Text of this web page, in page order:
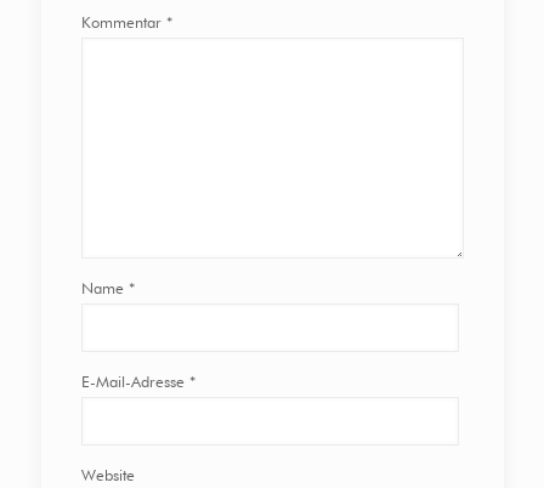
Kommentar *
Name *
E-Mail-Adresse *
Website